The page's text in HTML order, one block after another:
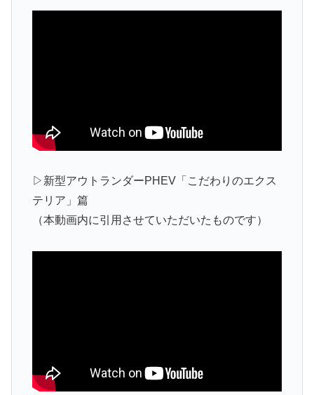
▷新型アウトランダーPHEV「こだわりのエクス
テリア」篇
（本動画内に引用させていただいたものです）